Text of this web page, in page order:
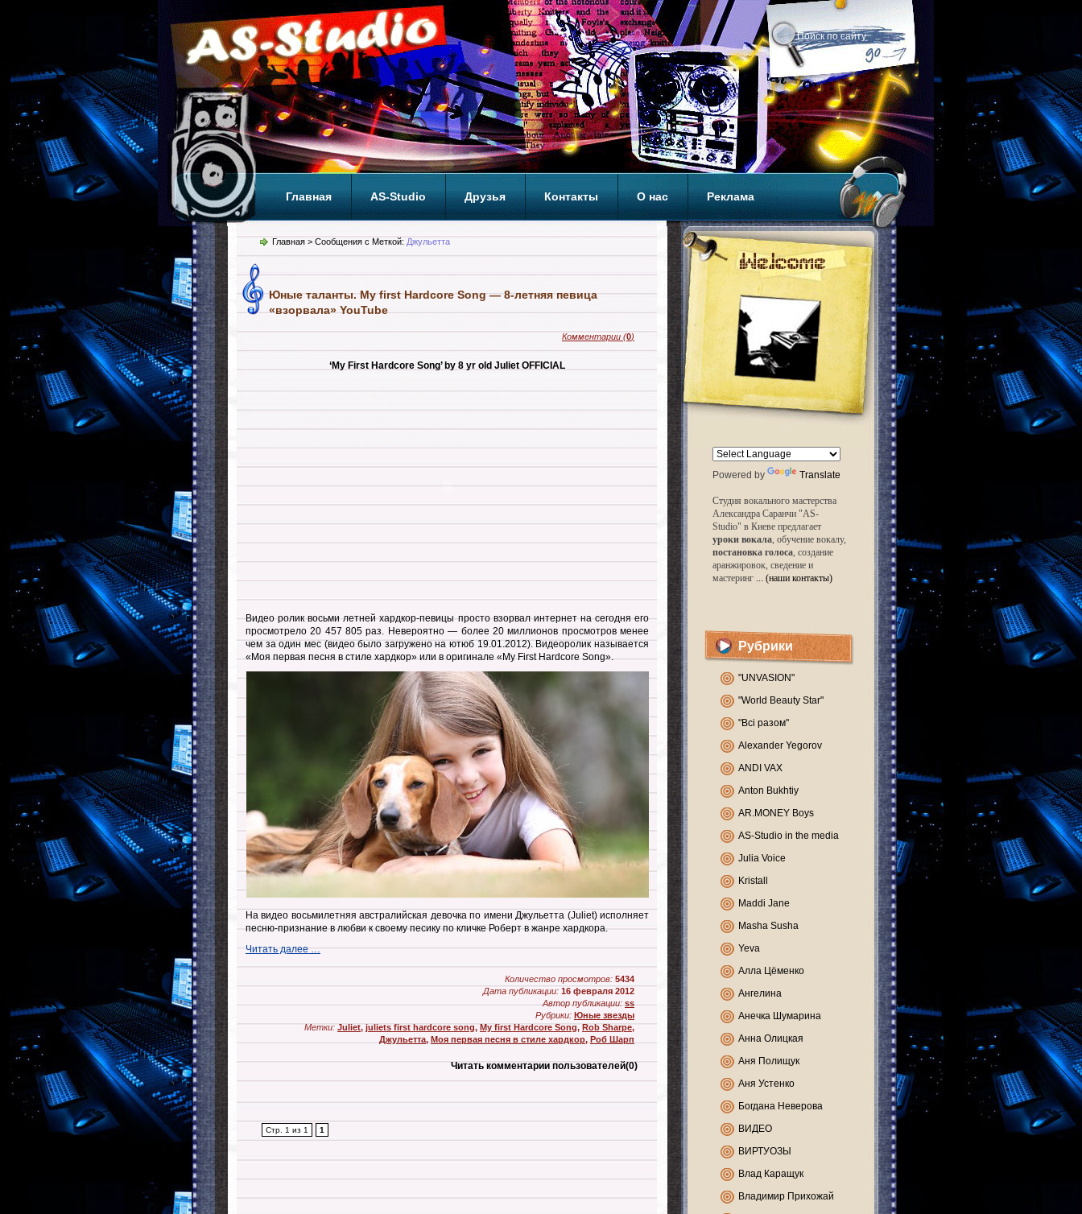
Главная AS-Studio Друзья Контакты О нас Реклама
Теги ТОП
Powered by Translate
Студия вокального мастерства
Александра Саранчи "AS-
Studio" в Киеве предлагает
уроки вокала, обучение вокалу,
постановка голоса, создание
аранжировок, сведение и
мастеринг ... (наши контакты)
Рубрики
"UNVASION"
"World Beauty Star"
"Всі разом"
Alexander Yegorov
ANDI VAX
Anton Bukhtiy
AR.MONEY Boys
AS-Studio in the media
Julia Voice
Kristall
Maddi Jane
Masha Susha
Yeva
Алла Цёменко
Ангелина
Анечка Шумарина
Анна Олицкая
Аня Полищук
Аня Устенко
Богдана Неверова
ВИДЕО
ВИРТУОЗЫ
Влад Каращук
Владимир Прихожай
Главная > Сообщения с Меткой: Джульетта
Юные таланты. My first Hardcore Song — 8-летняя певица
«взорвала» YouTube
Комментарии (0)
‘My First Hardcore Song’ by 8 yr old Juliet OFFICIAL
Видео ролик восьми летней хардкор-певицы просто взорвал интернет на сегодня его
просмотрело 20 457 805 раз. Невероятно — более 20 миллионов просмотров менее
чем за один мес (видео было загружено на ютюб 19.01.2012). Видеоролик называется
«Моя первая песня в стиле хардкор» или в оригинале «My First Hardcore Song».
На видео восьмилетняя австралийская девочка по имени Джульетта (Juliet) исполняет
песню-признание в любви к своему песику по кличке Роберт в жанре хардкора.
Читать далее …
Количество просмотров: 5434
Дата публикации: 16 февраля 2012
Автор публикации: ss
Рубрики: Юные звезды
Метки: Juliet,juliets first hardcore song,My first Hardcore Song,Rob Sharpe,
Джульетта, Моя первая песня в стиле хардкор, Роб Шарп
Читать комментарии пользователей(0)
Стр. 1 из 1 1